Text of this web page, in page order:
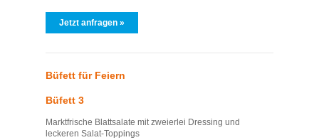
Jetzt anfragen »
Büfett für Feiern
Büfett 3
Marktfrische Blattsalate mit zweierlei Dressing und
leckeren Salat-Toppings